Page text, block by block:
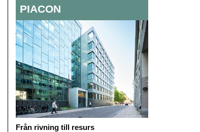
PIACON
Från rivning till resurs